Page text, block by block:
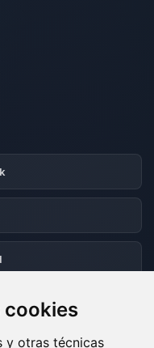
cookies
y otras técnicas